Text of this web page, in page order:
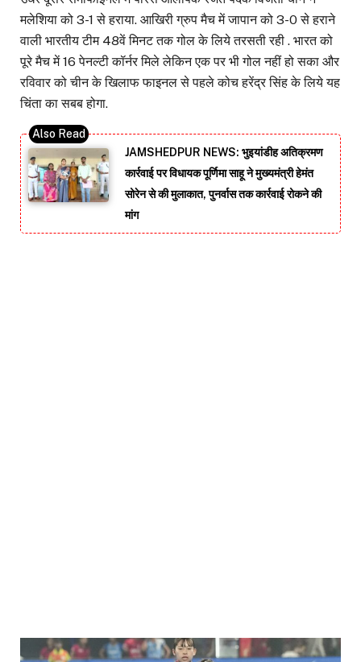
मलेशिया को 3-1 से हराया. आखिरी ग्रुप मैच में जापान को 3-0 से हराने
वाली भारतीय टीम 48वें मिनट तक गोल के लिये तरसती रही . भारत को
पूरे मैच में 16 पेनल्टी कॉर्नर मिले लेकिन एक पर भी गोल नहीं हो सका और
रविवार को चीन के खिलाफ फाइनल से पहले कोच हरेंद्र सिंह के लिये यह
चिंता का सबब होगा.
JAMSHEDPUR NEWS: भुइयांडीह अतिक्रमण
कार्रवाई पर विधायक पूर्णिमा साहू ने मुख्यमंत्री हेमंत
सोरेन से की मुलाकात, पुनर्वास तक कार्रवाई रोकने की
मांग